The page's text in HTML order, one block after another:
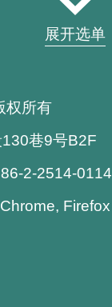
展开选单
权所有
巷9号B2F
2-2514-0114
Firefox